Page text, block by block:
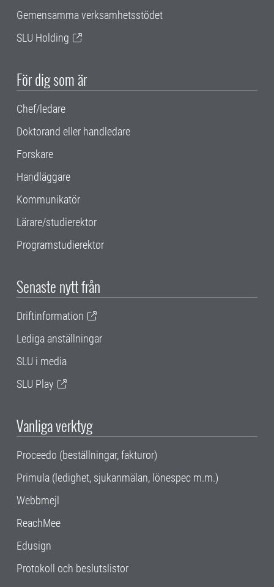
Gemensamma verksamhetsstödet
SLU Holding
För dig som är
Chef/ledare
Doktorand eller handledare
Forskare
Handläggare
Kommunikatör
Lärare/studierektor
Programstudierektor
Senaste nytt från
Driftinformation
Lediga anställningar
SLU i media
SLU Play
Vanliga verktyg
Proceedo (beställningar, fakturor)
Primula (ledighet, sjukanmälan, lönespec m.m.)
Webbmejl
ReachMee
Edusign
Protokoll och beslutslistor